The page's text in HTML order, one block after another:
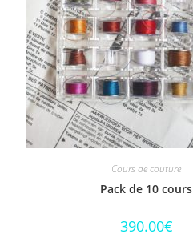
Cours de couture
Pack de 10 cours
390.00€